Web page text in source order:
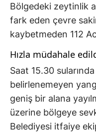
Bölgedeki zeytinlik
fark eden çevre
kaybetmeden 112
Hızla müdahale
Saat 15.30
belirlenemeyen
geniş bir alana
üzerine bölgeye
Belediyesi itfaiye